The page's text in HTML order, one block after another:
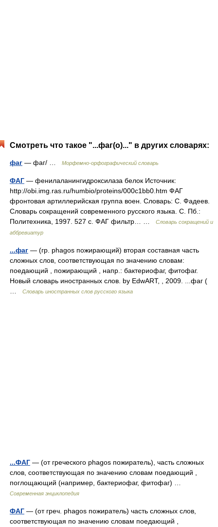
Смотреть что такое "...фаг(о)..." в других словарях:
фаг — фаг/ … Морфемно-орфографический словарь
ФАГ — фенилаланингидроксилаза белок Источник:
http://obi.img.ras.ru/humbio/proteins/000c1bb0.htm ФАГ
фронтовая артиллерийская группа воен. Словарь: С. Фадеев.
Словарь сокращений современного русского языка. С. Пб.:
Политехника, 1997. 527 с. ФАГ фильтр… …
Словарь сокращений и
аббревиатур
...фаг — (гр. phagos пожирающий) вторая составная часть
сложных слов, соответствующая по значению словам:
поедающий , пожирающий , напр.: бактериофаг, фитофаг.
Новый словарь иностранных слов. by EdwART, , 2009. ...фаг (
Словарь иностранных слов русского языка
...ФАГ — (от греческого phagos пожиратель), часть сложных
слов, соответствующая по значению словам поедающий ,
поглощающий (например, бактериофаг, фитофаг) …
Современная энциклопедия
ФАГ — (от греч. phagos пожиратель) часть сложных слов,
соответствующая по значению словам поедающий ,